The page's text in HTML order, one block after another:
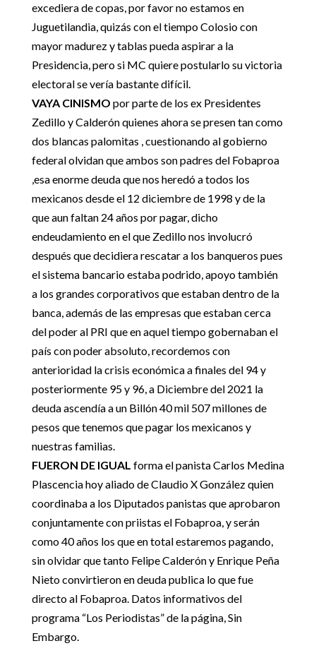
excediera de copas, por favor no estamos en
Juguetilandia, quizás con el tiempo Colosio con
mayor madurez y tablas pueda aspirar a la
Presidencia, pero si MC quiere postularlo su victoria
electoral se vería bastante difícil.
VAYA CINISMO por parte de los ex Presidentes
Zedillo y Calderón quienes ahora se presen tan como
dos blancas palomitas , cuestionando al gobierno
federal olvidan que ambos son padres del Fobaproa
,esa enorme deuda que nos heredó a todos los
mexicanos desde el 12 diciembre de 1998 y de la
que aun faltan 24 años por pagar, dicho
endeudamiento en el que Zedillo nos involucró
después que decidiera rescatar a los banqueros pues
el sistema bancario estaba podrido, apoyo también
a los grandes corporativos que estaban dentro de la
banca, además de las empresas que estaban cerca
del poder al PRI que en aquel tiempo gobernaban el
país con poder absoluto, recordemos con
anterioridad la crisis económica a finales del 94 y
posteriormente 95 y 96, a Diciembre del 2021 la
deuda ascendía a un Billón 40 mil 507 millones de
pesos que tenemos que pagar los mexicanos y
nuestras familias.
FUERON DE IGUAL forma el panista Carlos Medina
Plascencia hoy aliado de Claudio X González quien
coordinaba a los Diputados panistas que aprobaron
conjuntamente con priistas el Fobaproa, y serán
como 40 años los que en total estaremos pagando,
sin olvidar que tanto Felipe Calderón y Enrique Peña
Nieto convirtieron en deuda publica lo que fue
directo al Fobaproa. Datos informativos del
programa “Los Periodistas” de la página, Sin
Embargo.